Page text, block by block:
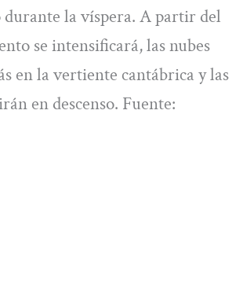
durante la víspera. A partir del
se intensificará, las nubes
en la vertiente cantábrica y las
en descenso. Fuente: